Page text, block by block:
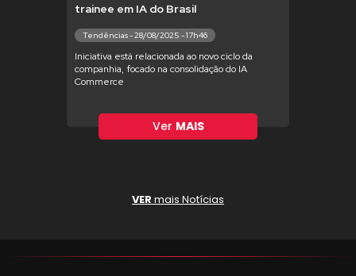
trainee em IA do Brasil
Tendências - 28/08/2025 - 17h46
Iniciativa está relacionada ao novo ciclo da
companhia, focado na consolidação do IA
Commerce
Ver MAIS
VER mais Notícias